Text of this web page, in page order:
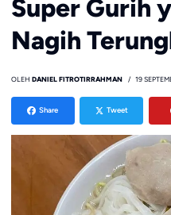
Super Gurih
Nagih
OLEH DANIEL FITROTIRRAHMAN 19
Share Tweet